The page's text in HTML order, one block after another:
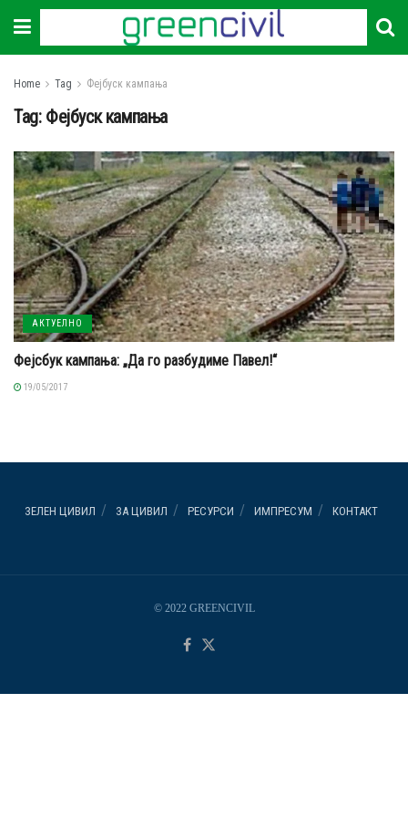
Home Tag Фејбуск кампања
Tag: Фејбуск кампања
АКТУЕЛНО
Фејсбук кампања: „Да го разбудиме Павел!“
19/05/2017
ЗЕЛЕН ЦИВИЛ ЗА ЦИВИЛ РЕСУРСИ ИМПРЕСУМ КОНТАКТ
© 2022 GREENCIVIL